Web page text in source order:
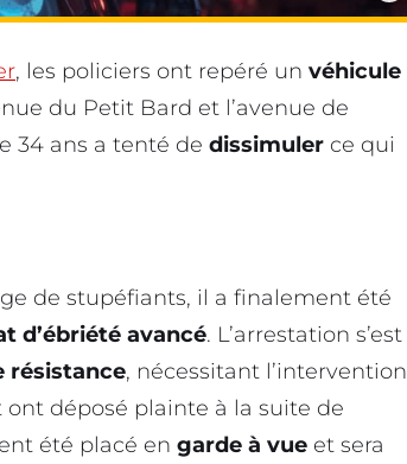
, les policiers ont repéré un véhicule
du Petit Bard et l’avenue de
34 ans a tenté de dissimuler ce qui
de stupéfiants, il a finalement été
d’ébriété avancé. L’arrestation s’est
résistance, nécessitant l’intervention
ont déposé plainte à la suite de
été placé en garde à vue et sera